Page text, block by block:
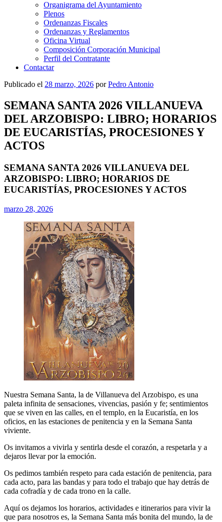
Organigrama del Ayuntamiento
Plenos
Ordenanzas Fiscales
Ordenanzas y Reglamentos
Oficina Virtual
Composición Corporación Municipal
Perfil del Contratante
Contactar
Publicado el 28 marzo, 2026 porPedro Antonio
SEMANA SANTA 2026 VILLANUEVA
DEL ARZOBISPO: LIBRO; HORARIOS
DE EUCARISTÍAS, PROCESIONES Y
ACTOS
SEMANA SANTA 2026 VILLANUEVA DEL
ARZOBISPO: LIBRO; HORARIOS DE
EUCARISTÍAS, PROCESIONES Y ACTOS
marzo 28, 2026
Nuestra Semana Santa, la de Villanueva del Arzobispo, es una
paleta infinita de sensaciones, vivencias, pasión y fe; sentimientos
que se viven en las calles, en el templo, en la Eucaristía, en los
oficios, en las estaciones de penitencia y en la Semana Santa
viviente.
Os invitamos a vivirla y sentirla desde el corazón, a respetarla y a
dejaros llevar por la emoción.
Os pedimos también respeto para cada estación de penitencia, para
cada acto, para las bandas y para todo el trabajo que hay detrás de
cada cofradía y de cada trono en la calle.
Aquí os dejamos los horarios, actividades e itinerarios para vivir la
que para nosotros es, la Semana Santa más bonita del mundo, la de